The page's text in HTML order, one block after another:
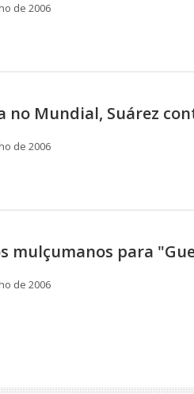
de 2006
no Mundial, Suárez
de 2006
mulçumanos para
de 2006